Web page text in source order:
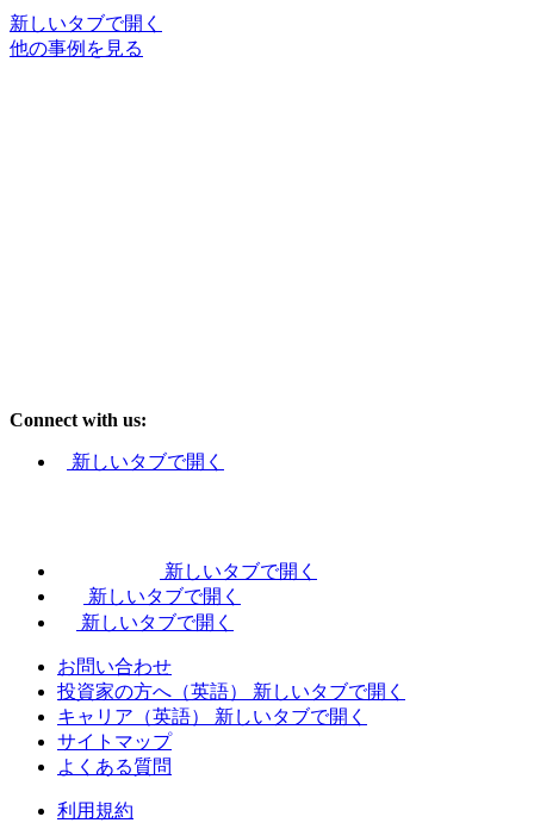
新しいタブで開く
他の事例を見る
Connect with us:
新しいタブで開く
新しいタブで開く
新しいタブで開く
新しいタブで開く
お問い合わせ
投資家の方へ（英語）
新しいタブで開く
キャリア（英語）
新しいタブで開く
サイトマップ
よくある質問
利用規約